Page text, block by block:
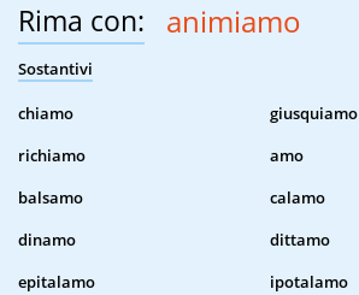
Rima con: animiamo
Sostantivi
chiamo
giusquiamo
richiamo
amo
balsamo
calamo
dinamo
dittamo
epitalamo
ipotalamo